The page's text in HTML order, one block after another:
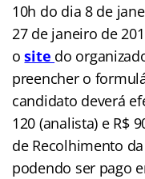
10h do dia 8 de
27 de janeiro de
o site do
preencher o
candidato deverá
120 (analista) e R$
de Recolhimento
podendo ser pago